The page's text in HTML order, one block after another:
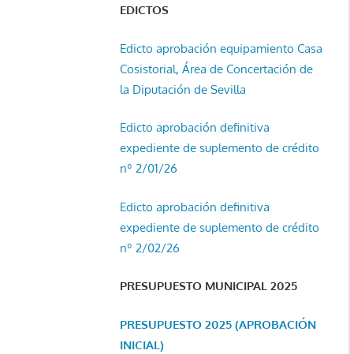
EDICTOS
Edicto aprobación equipamiento Casa
Cosistorial, Área de Concertación de
la Diputación de Sevilla
Edicto aprobación definitiva
expediente de suplemento de crédito
nº 2/01/26
Edicto aprobación definitiva
expediente de suplemento de crédito
nº 2/02/26
PRESUPUESTO MUNICIPAL 2025
PRESUPUESTO 2025 (APROBACIÓN
INICIAL)